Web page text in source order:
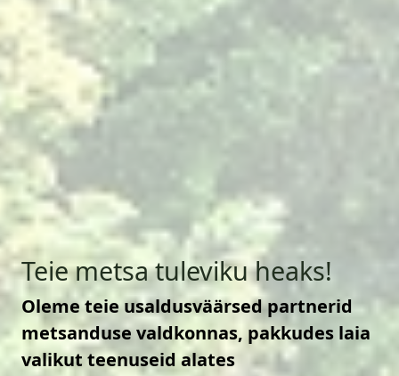
Teie metsa tuleviku heaks!
Oleme teie usaldusväärsed partnerid
metsanduse valdkonnas, pakkudes laia
valikut teenuseid alates